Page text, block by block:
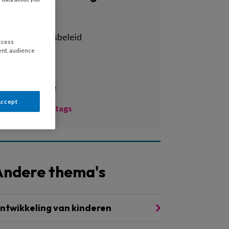
achterstandsbeleid
activiteiten
administratie
Toon meer tags
thema's
van kinderen
audience